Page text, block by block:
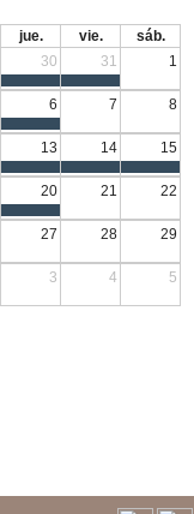
jue. vie.
sáb.
30 31 1
6 7 8
13 14 15
20 21 22
27 28 29
3 4 5